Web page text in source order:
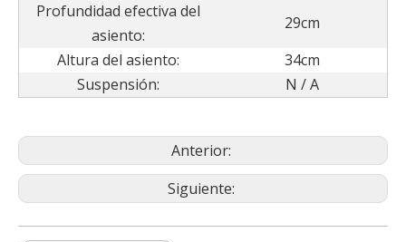
Profundidad efectiva del
asiento:
29cm
Altura del asiento:
34cm
Suspensión:
N / A
Anterior:
Siguiente: